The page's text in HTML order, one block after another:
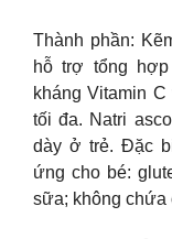
Thành phần:
hỗ trợ tổng
kháng Vitamin
tối đa. Natri
dày ở trẻ. Đặc
ứng cho bé:
sữa; không chứa